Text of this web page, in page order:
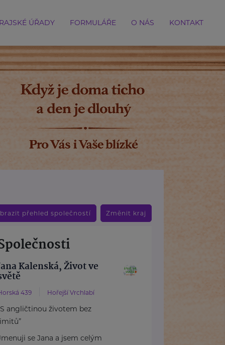
ÚŘADY FORMULÁŘE O NÁS KONTAKT
přehled společností Změnit kraj
Kalenská, Život ve
439 Hořejší Vrchlabí
angličtinou životem bez
se Jana a jsem celým